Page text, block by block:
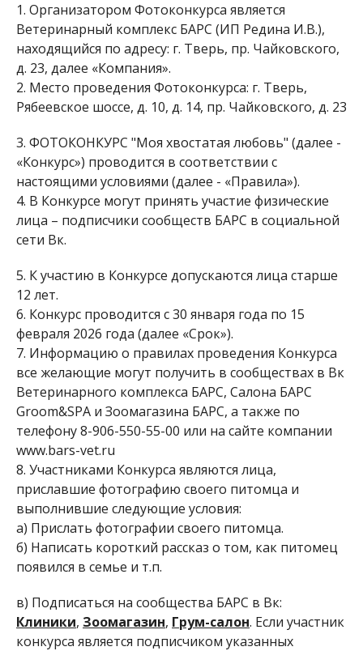
1. Организатором Фотоконкурса является
Ветеринарный комплекс БАРС (ИП Редина И.В.),
находящийся по адресу: г. Тверь, пр. Чайковского,
д. 23, далее «Компания».
2. Место проведения Фотоконкурса: г. Тверь,
Рябеевское шоссе, д. 10, д. 14, пр. Чайковского, д. 23
3. ФОТОКОНКУРС "Моя хвостатая любовь" (далее -
«Конкурс») проводится в соответствии с
настоящими условиями (далее - «Правила»).
4. В Конкурсе могут принять участие физические
лица – подписчики сообществ БАРС в социальной
сети Вк.
5. К участию в Конкурсе допускаются лица старше
12 лет.
6. Конкурс проводится с 30 января года по 15
февраля 2026 года (далее «Срок»).
7. Информацию о правилах проведения Конкурса
все желающие могут получить в сообществах в Вк
Ветеринарного комплекса БАРС, Салона БАРС
Groom&SPA и Зоомагазина БАРС, а также по
телефону 8-906-550-55-00 или на сайте компании
www.bars-vet.ru
8. Участниками Конкурса являются лица,
приславшие фотографию своего питомца и
выполнившие следующие условия:
а) Прислать фотографии своего питомца.
б) Написать короткий рассказ о том, как питомец
появился в семье и т.п.
в) Подписаться на сообщества БАРС в Вк:
Клиники, Зоомагазин, Грум-салон. Если участник
конкурса является подписчиком указанных